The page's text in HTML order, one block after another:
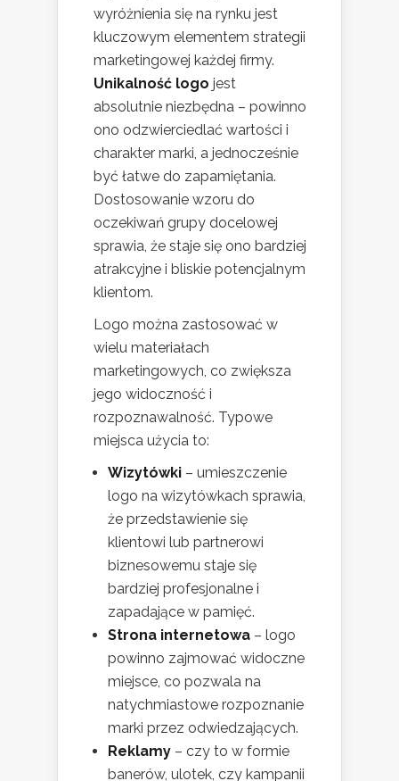
wyróżnienia się na rynku jest
kluczowym elementem strategii
marketingowej każdej firmy.
Unikalność logo jest
absolutnie niezbędna – powinno
ono odzwierciedlać wartości i
charakter marki, a jednocześnie
być łatwe do zapamiętania.
Dostosowanie wzoru do
oczekiwań grupy docelowej
sprawia, że staje się ono bardziej
atrakcyjne i bliskie potencjalnym
klientom.
Logo można zastosować w
wielu materiałach
marketingowych, co zwiększa
jego widoczność i
rozpoznawalność. Typowe
miejsca użycia to:
Wizytówki – umieszczenie
logo na wizytówkach sprawia,
że przedstawienie się
klientowi lub partnerowi
biznesowemu staje się
bardziej profesjonalne i
zapadające w pamięć.
Strona internetowa – logo
powinno zajmować widoczne
miejsce, co pozwala na
natychmiastowe rozpoznanie
marki przez odwiedzających.
Reklamy – czy to w formie
banerów, ulotek, czy kampanii